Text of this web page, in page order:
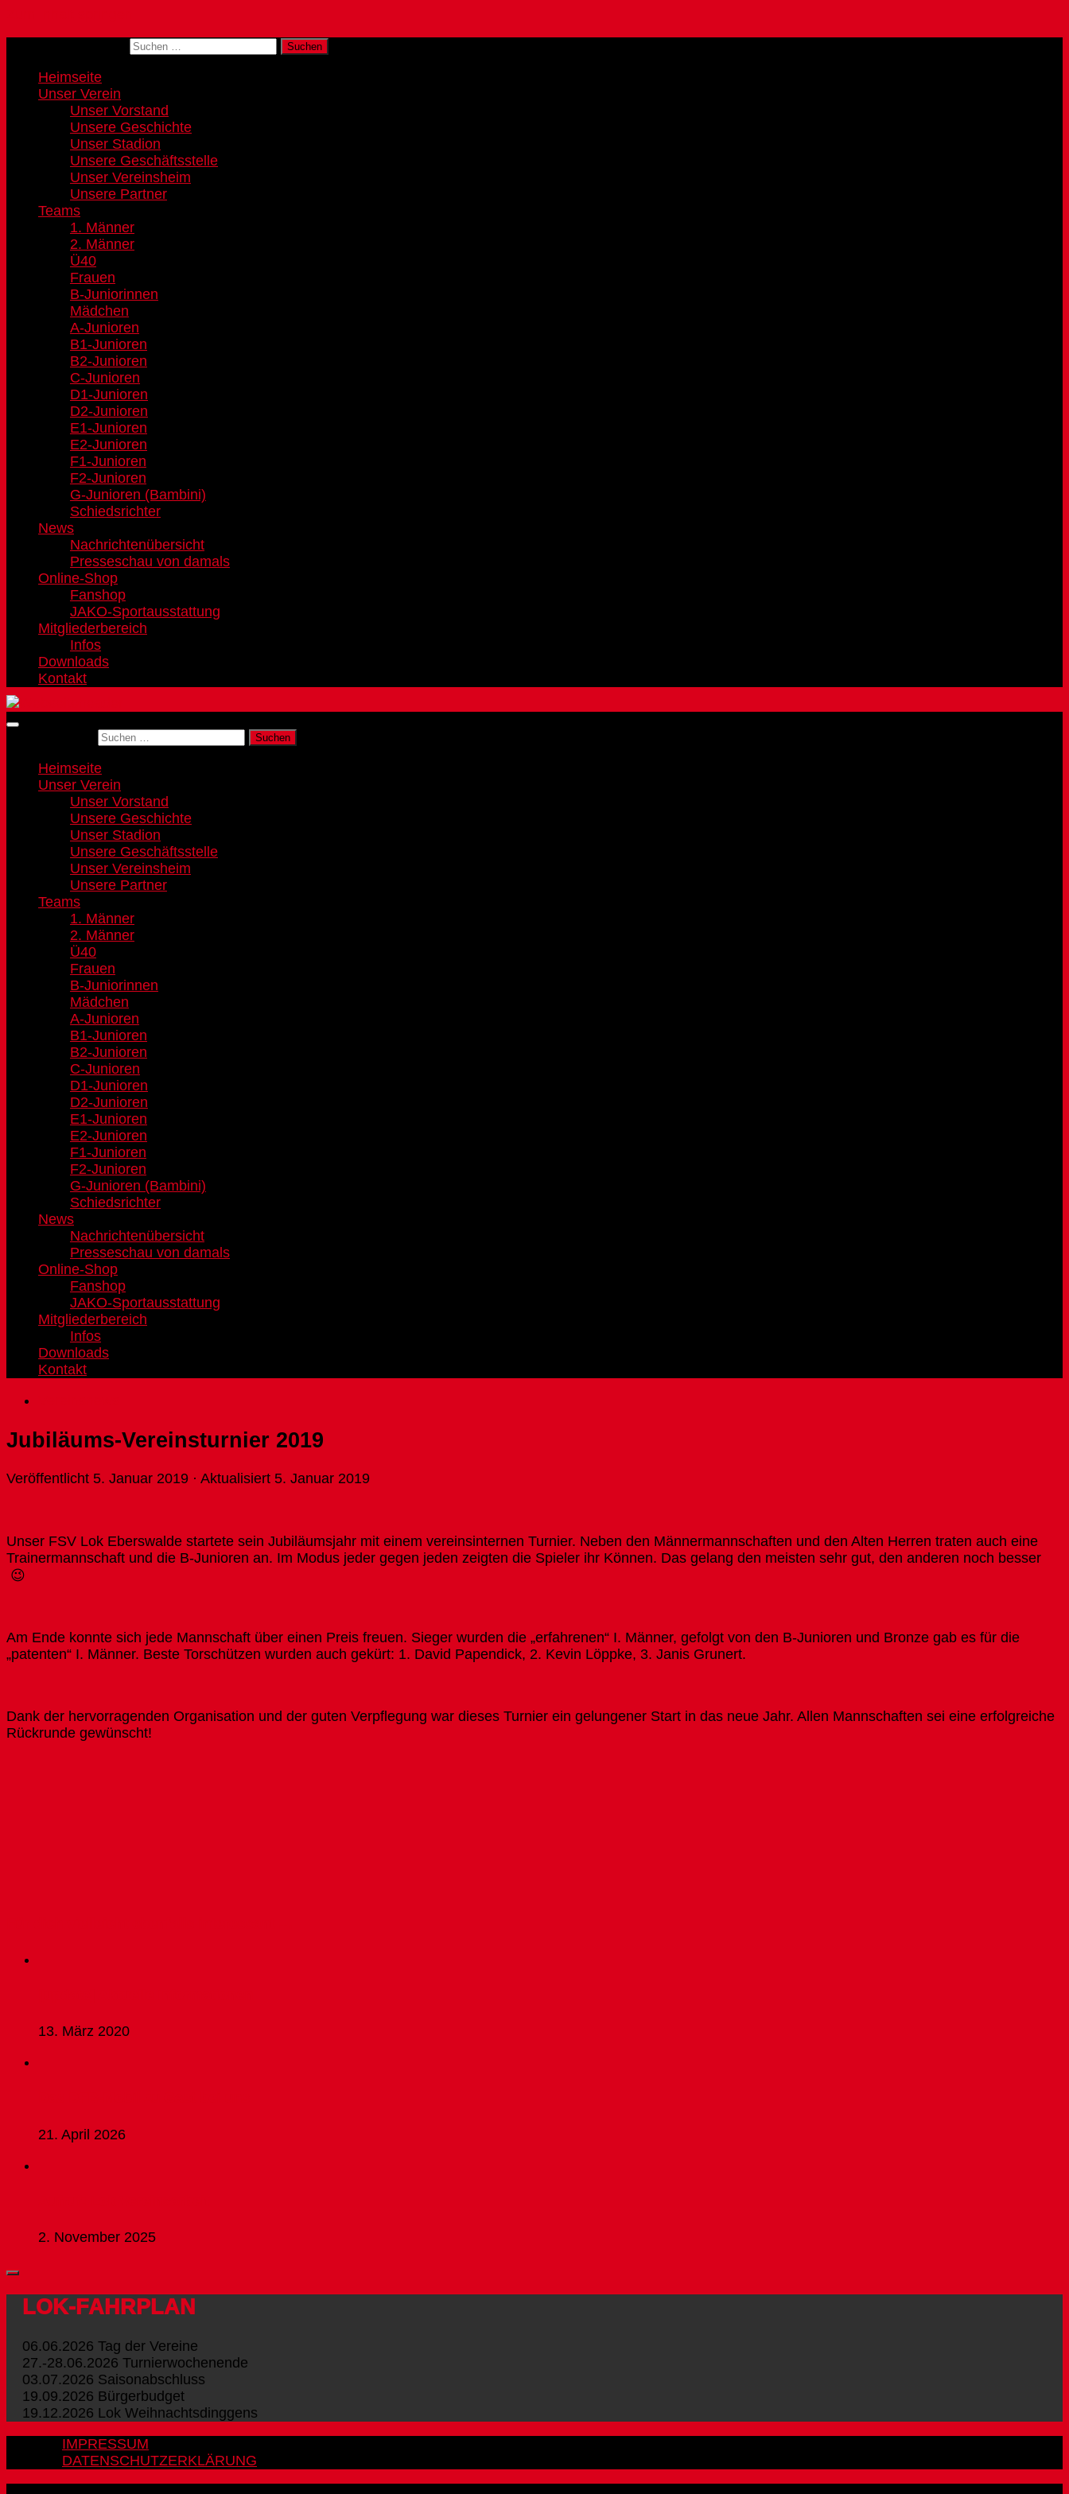
Heimseite
Unser Verein
Unser Vorstand
Unsere Geschichte
Unser Stadion
Unsere Geschäftsstelle
Unser Vereinsheim
Unsere Partner
Teams
1. Männer
2. Männer
Ü40
Frauen
B-Juniorinnen
Mädchen
A-Junioren
B1-Junioren
B2-Junioren
C-Junioren
D1-Junioren
D2-Junioren
E1-Junioren
E2-Junioren
F1-Junioren
F2-Junioren
G-Junioren (Bambini)
Schiedsrichter
News
Nachrichtenübersicht
Presseschau von damals
Online-Shop
Fanshop
JAKO-Sportausstattung
Mitgliederbereich
Infos
Downloads
Kontakt
Heimseite
Unser Verein
Unser Vorstand
Unsere Geschichte
Unser Stadion
Unsere Geschäftsstelle
Unser Vereinsheim
Unsere Partner
Teams
1. Männer
2. Männer
Ü40
Frauen
B-Juniorinnen
Mädchen
A-Junioren
B1-Junioren
B2-Junioren
C-Junioren
D1-Junioren
D2-Junioren
E1-Junioren
E2-Junioren
F1-Junioren
F2-Junioren
G-Junioren (Bambini)
Schiedsrichter
News
Nachrichtenübersicht
Presseschau von damals
Online-Shop
Fanshop
JAKO-Sportausstattung
Mitgliederbereich
Infos
Downloads
Kontakt
Jubiläums-Vereinsturnier 2019
Veröffentlicht 5. Januar 2019 · Aktualisiert 5. Januar 2019
Unser FSV Lok Eberswalde startete sein Jubiläumsjahr mit einem vereinsinternen Turnier. Neben den Männermannschaften und den Alten Herren traten auch eine
Trainermannschaft und die B-Junioren an. Im Modus jeder gegen jeden zeigten die Spieler ihr Können. Das gelang den meisten sehr gut, den anderen noch besser
😉
Am Ende konnte sich jede Mannschaft über einen Preis freuen. Sieger wurden die „erfahrenen“ I. Männer, gefolgt von den B-Junioren und Bronze gab es für die
„patenten“ I. Männer. Beste Torschützen wurden auch gekürt: 1. David Papendick, 2. Kevin Löppke, 3. Janis Grunert.
Dank der hervorragenden Organisation und der guten Verpflegung war dieses Turnier ein gelungener Start in das neue Jahr. Allen Mannschaften sei eine erfolgreiche
Rückrunde gewünscht!
13. März 2020
21. April 2026
2. November 2025
LOK-FAHRPLAN
06.06.2026 Tag der Vereine
27.-28.06.2026 Turnierwochenende
03.07.2026 Saisonabschluss
19.09.2026 Bürgerbudget
19.12.2026 Lok Weihnachtsdinggens
IMPRESSUM
DATENSCHUTZERKLÄRUNG